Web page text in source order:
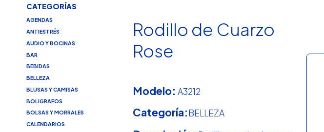
CATEGORÍAS
AGENDAS
ANTIESTRÉS
AUDIO Y BOCINAS
BAR
BEBIDAS
BELLEZA
BLUSAS Y CAMISAS
BOLIGRAFOS
BOLSAS Y MORRALES
CALENDARIOS
Rodillo de Cuarzo
Rose
Modelo: A3212
Categoría:BELLEZA